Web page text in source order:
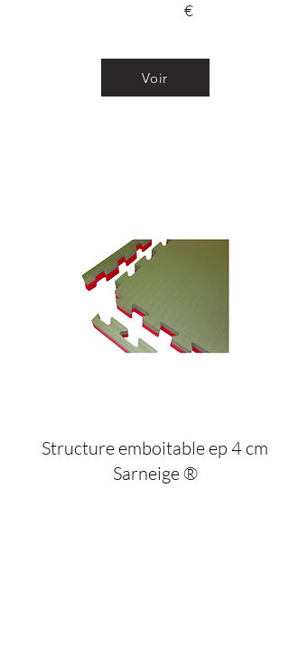
€
Voir
Structure emboitable ep 4 cm
Sarneige ®